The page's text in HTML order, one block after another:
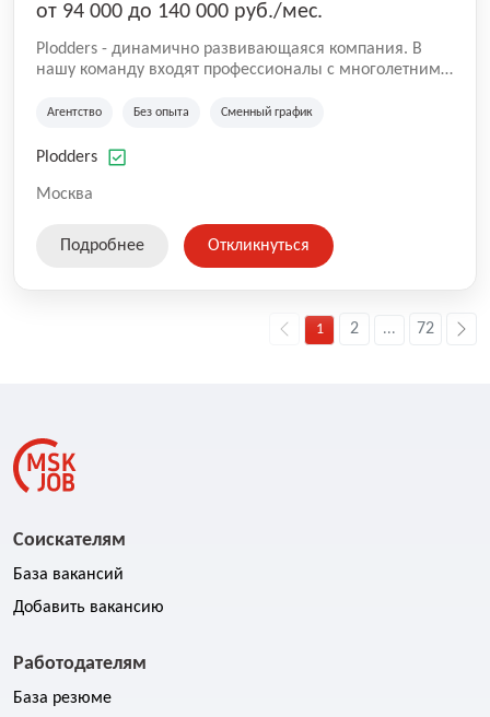
от 94 000 до 140 000 руб./мес.
Plodders - динамично развивающаяся компания. В
нашу команду входят профессионалы с многолетним
на рынке аутсорсинга, а накопленный опыт позволяют
оказываемых услуг.
Агентство Без опыта Сменный график
Plodders
Москва
Подробнее Откликнуться
1 2 ... 72
Соискателям
База вакансий
Добавить вакансию
Работодателям
База резюме